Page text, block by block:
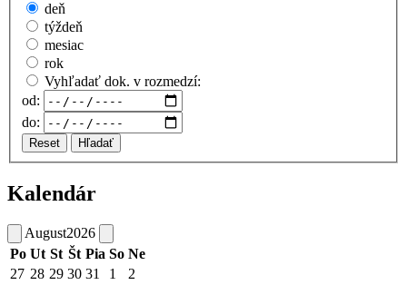
deň
týždeň
mesiac
rok
Vyhľadať dok. v rozmedzí:
od:
do:
Reset Hľadať
Kalendár
August2026
Po Ut St Št Pia So Ne
27 28 29 30 31 1
2